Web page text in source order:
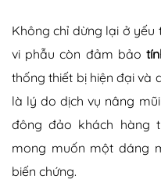
Không chỉ dừng lại ở
vi phẫu còn đảm bảo
thống thiết bị hiện đại và
là lý do dịch vụ nâng
đông đảo khách hàng
mong muốn một dáng
biến chứng.